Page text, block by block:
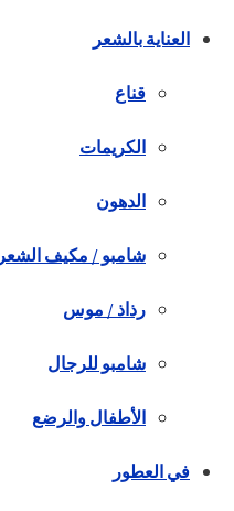
العناية بالشعر
قناع
الكريمات
الدهون
شامبو / مكيف الشعر
رذاذ / موس
شامبو للرجال
الأطفال والرضع
في العطور